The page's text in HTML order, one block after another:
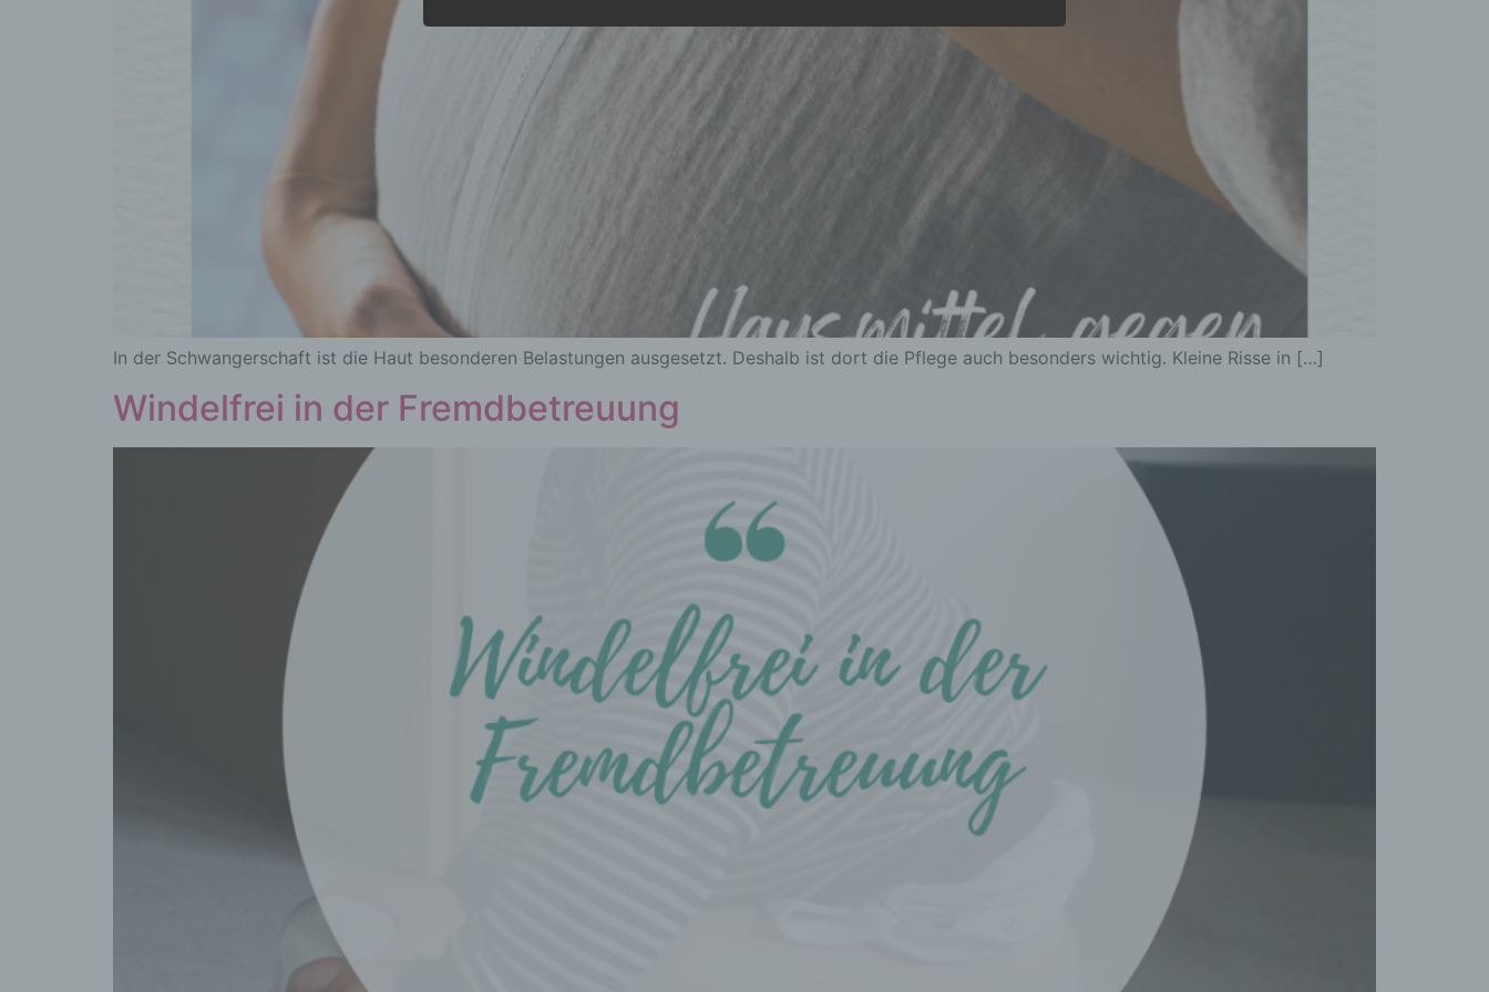
In der Schwangerschaft ist die Haut besonderen Belastungen ausgesetzt. Deshalb ist dort die Pflege auch besonders wichtig. Kleine Risse in […]
Windelfrei in der Fremdbetreuung
eine andere Form der Bereitstellung, den Abgleich oder die
Verknüpfung, die Einschränkung, das Löschen oder die Vernichtung.
d) Einschränkung der Verarbeitung
Einschränkung der Verarbeitung ist die Markierung gespeicherter
Profiling ist jede Art der automatisierten Verarbeitung
personenbezogener Daten, die darin besteht, dass diese
persönliche Aspekte, die sich auf eine natürliche Person beziehen,
zu bewerten, insbesondere, um Aspekte bezüglich Arbeitsleistung,
Pseudonymisierung ist die Verarbeitung personenbezogener Daten
in einer Weise, auf welche die personenbezogenen Daten ohne
Hinzuziehung zusätzlicher Informationen nicht mehr einer
spezifischen betroffenen Person zugeordnet werden können, sofern
diese zusätzlichen Informationen gesondert aufbewahrt werden und
technischen und organisatorischen Maßnahmen unterliegen, die
gewährleisten, dass die personenbezogenen Daten nicht einer
identifizierten oder identifizierbaren natürlichen Person zugewiesen
werden.
g) Verantwortlicher oder für die Verarbeitung Verantwortlicher